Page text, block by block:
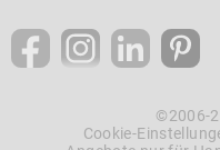
©2006-
Cookie-